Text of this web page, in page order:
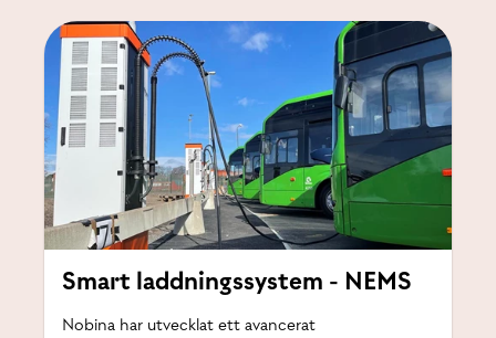
Smart laddningssystem - NEMS
Nobina har utvecklat ett avancerat